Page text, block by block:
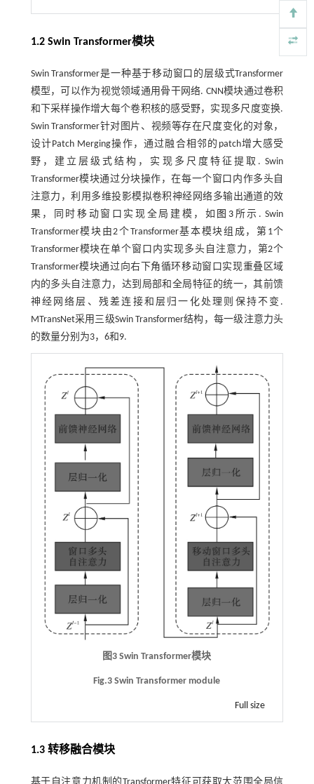
1.2 Swin Transformer模块
Swin Transformer是一种基于移动窗口的层级式Transformer
模型，可以作为视觉领域通用骨干网络. CNN模块通过卷积
和下采样操作增大每个卷积核的感受野，实现多尺度变换.
Swin Transformer针对图片、视频等存在尺度变化的对象，
设计Patch Merging操作，通过融合相邻的patch增大感受
野，建立层级式结构，实现多尺度特征提取. Swin
Transformer模块通过分块操作，在每一个窗口内作多头自
注意力，利用多维投影模拟卷积神经网络多输出通道的效
果，同时移动窗口实现全局建模，如 图3所示. Swin
Transformer模块由2个Transformer基本模块组成，第1个
Transformer模块在单个窗口内实现多头自注意力，第2个
Transformer模块通过向右下角循环移动窗口实现重叠区域
内的多头自注意力，达到局部和全局特征的统一，其前馈
神经网络层、残差连接和层归一化处理则保持不变.
MTransNet采用三级Swin Transformer结构，每一级注意力头
的数量分别为3，6和9.
图3 Swin Transformer模块
Fig.3 Swin Transformer module
Full size
1.3 转移融合模块